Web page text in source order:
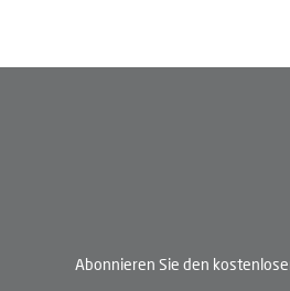
Abonnieren Sie den